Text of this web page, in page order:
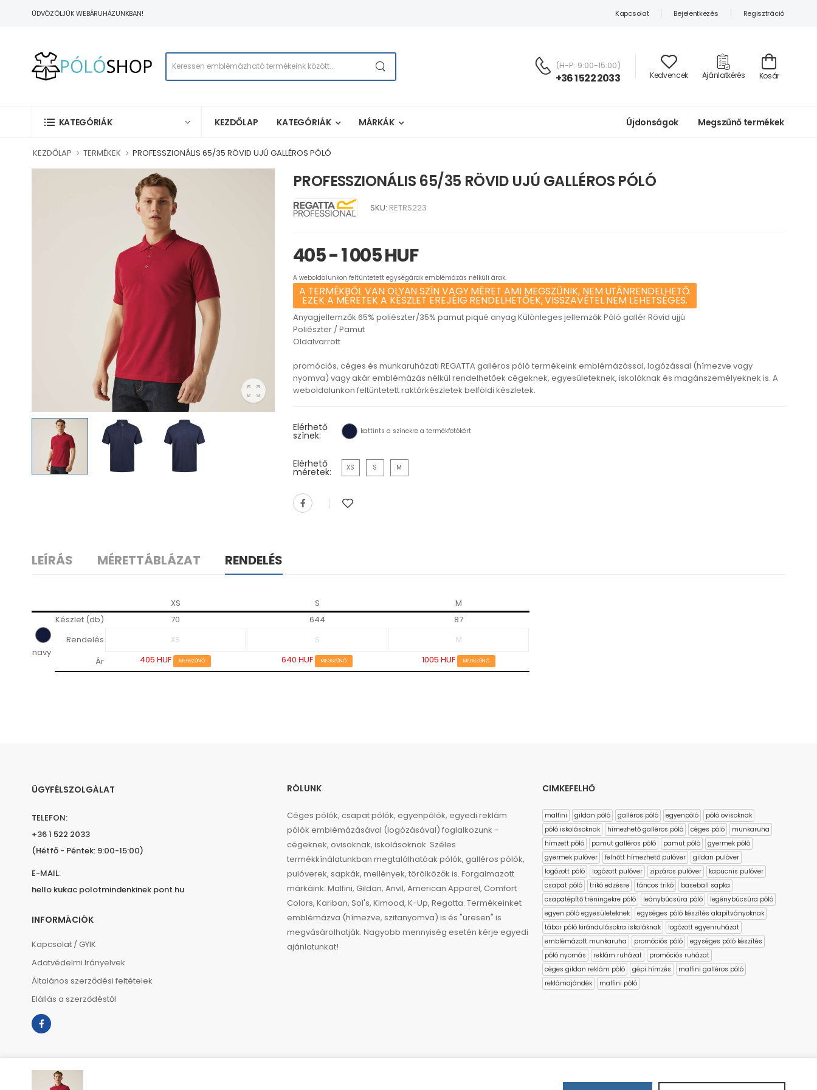
ÜDVÖZÖLJÜK WEBÁRUHÁZUNKBAN! Kapcsolat Bejelentkezés Regisztráció
(H-P: 9:00-15:00)
+36 1 522 2033 Kedvencek Ajánlatkérés Kosár
KATEGÓRIÁK KEZDŐLAP KATEGÓRIÁK MÁRKÁK Újdonságok Megszűnő termékek
KEZDŐLAP TERMÉKEK PROFESSZIONÁLIS 65/35 RÖVID UJÚ GALLÉROS PÓLÓ
PROFESSZIONÁLIS 65/35 RÖVID UJÚ GALLÉROS PÓLÓ
SKU: RETRS223
405 - 1 005 HUF
A weboldalunkon feltüntetett egységárak emblémázás nélküli árak.
A TERMÉKBŐL VAN OLYAN SZÍN VAGY MÉRET AMI MEGSZŰNIK, NEM UTÁNRENDELHETŐ.
EZEK A MÉRETEK A KÉSZLET EREJÉIG RENDELHETŐEK, VISSZAVÉTEL NEM LEHETSÉGES.
Anyagjellemzők 65% poliészter/35% pamut piqué anyag Különleges jellemzők Póló gallér Rövid ujjú
Poliészter / Pamut
Oldalvarrott
promóciós, céges és munkaruházati REGATTA galléros póló termékeink emblémázással, logózással (hímezve vagy
nyomva) vagy akár emblémázás nélkül rendelhetőek cégeknek, egyesületeknek, iskoláknak és magánszemélyeknek is. A
weboldalunkon feltüntetett raktárkészletek belföldi készletek.
Elérhető
színek: kattints a színekre a termékfotókért
Elérhető
méretek: XS S M
LEÍRÁS MÉRETTÁBLÁZAT RENDELÉS
XS S M
navy
Készlet (db) 70 644
87
Rendelés
Ár
405 HUF MEGSZŰNŐ 640 HUF MEGSZŰNŐ 1005 HUF MEGSZŰNŐ
ÜGYFÉLSZOLGÁLAT
TELEFON:
+36 1 522 2033
(Hétfő - Péntek: 9:00-15:00)
E-MAIL:
hello kukac polotmindenkinek pont hu
INFORMÁCIÓK
Kapcsolat / GYIK
Adatvédelmi Irányelvek
Általános szerződési feltételek
Elállás a szerződéstől
RÓLUNK
Céges pólók, csapat pólók, egyenpólók, egyedi reklám
pólók emblémázásával (logózásával) foglalkozunk -
cégeknek, ovisoknak, iskolásoknak. Széles
termékkínálatunkban megtalálhatóak pólók, galléros pólók,
pulóverek, sapkák, mellények, törölközők is. Forgalmazott
márkáink: Malfini, Gildan, Anvil, American Apparel, Comfort
Colors, Kariban, Sol's, Kimood, K-Up, Regatta. Termékeinket
emblémázva (hímezve, szitanyomva) is és "üresen" is
megvásárolhatják. Nagyobb mennyiség esetén kérje egyedi
ajánlatunkat!
CIMKEFELHŐ
malfini gildan póló galléros póló egyenpóló
póló ovisoknak
póló iskolásoknak
hímezhető galléros póló céges póló
munkaruha
hímzett póló
pamut galléros póló pamut póló
gyermek póló
gyermek pulóver
felnőtt hímezhető pulóver
gildan pulóver
logózott póló
logózott pulóver zipzáros pulóver
kapucnis pulóver
csapat póló
trikó edzésre táncos trikó
baseball sapka
csapatépítő tréningekre póló
leánybúcsúra póló
legénybúcsúra póló
egyen póló egyesületeknek
egységes póló készítés alapítványoknak
tábor póló kirándulásokra iskoláknak
logózott egyenruházat
emblémázott munkaruha
promóciós póló
egységes póló készítés
póló nyomás
reklám ruházat
promóciós ruházat
céges gildan reklám póló
gépi hímzés
malfini galléros póló
reklámajándék
malfini póló